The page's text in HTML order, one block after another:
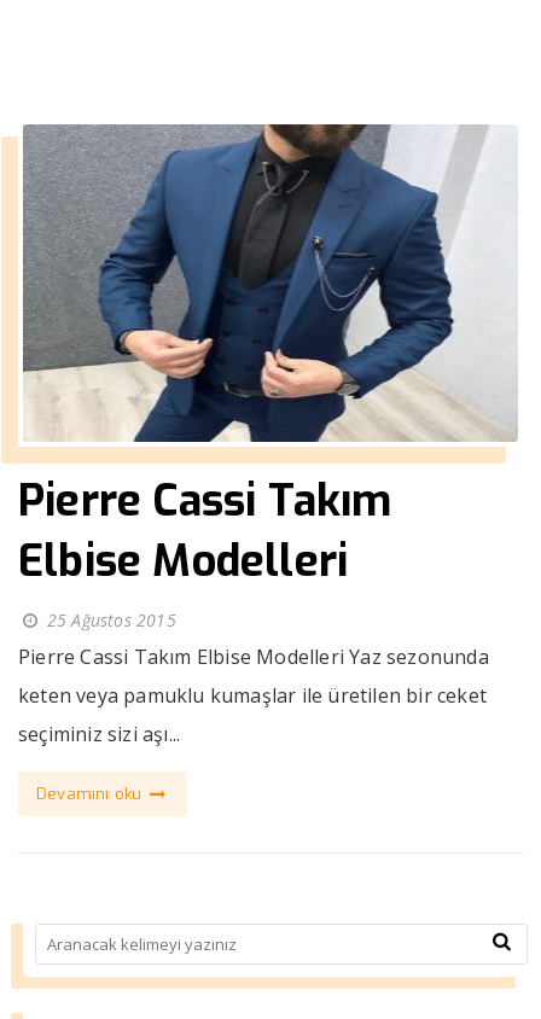
Pierre Cassi Takım
Elbise Modelleri
25 Ağustos 2015
Pierre Cassi Takım Elbise Modelleri Yaz sezonunda
keten veya pamuklu kumaşlar ile üretilen bir ceket
seçiminiz sizi aşı...
Devamını oku